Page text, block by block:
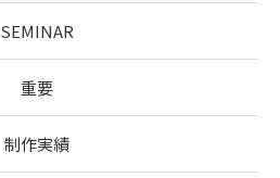
SEMINAR
重要
制作実績